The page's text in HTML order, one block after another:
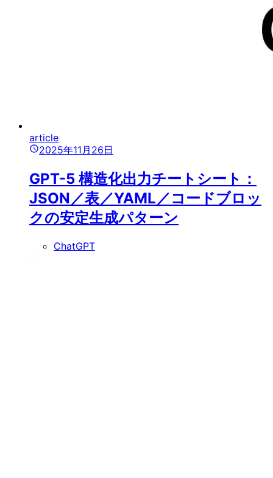
article
2025年11月26日
GPT-5 構造化出力チートシート：
JSON／表／YAML／コードブロッ
クの安定生成パターン
ChatGPT